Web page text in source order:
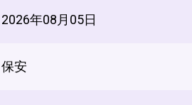
2026年08月05日
保安